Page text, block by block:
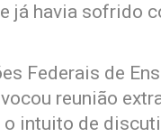
já havia sofrido
Federais de
reunião
intuito de